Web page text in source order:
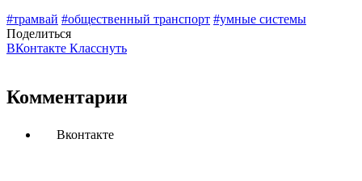
#трамвай #общественный транспорт #умные системы
Поделиться
ВКонтакте Класснуть
Комментарии
Вконтакте